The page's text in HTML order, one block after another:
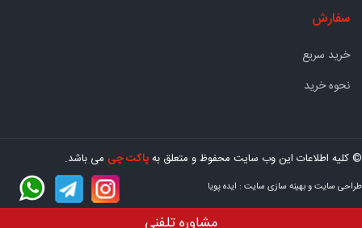
سفارش
خرید سریع
نحوه خرید
© کلیه اطلاعات این وب سایت محفوظ و متعلق بهپاکت چی می باشد.
طراحی سایتوبهینه سازی سایت : ایده پویا
مشاوره تلفنی